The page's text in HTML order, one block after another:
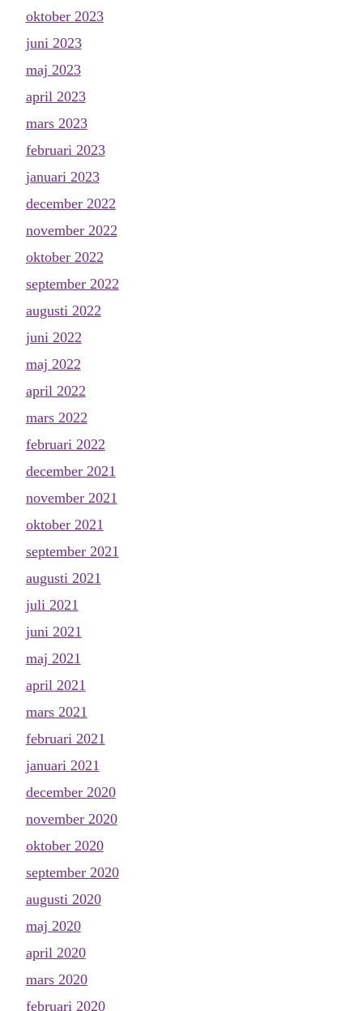
oktober 2023
juni 2023
maj 2023
april 2023
mars 2023
februari 2023
januari 2023
december 2022
november 2022
oktober 2022
september 2022
augusti 2022
juni 2022
maj 2022
april 2022
mars 2022
februari 2022
december 2021
november 2021
oktober 2021
september 2021
augusti 2021
juli 2021
juni 2021
maj 2021
april 2021
mars 2021
februari 2021
januari 2021
december 2020
november 2020
oktober 2020
september 2020
augusti 2020
maj 2020
april 2020
mars 2020
februari 2020